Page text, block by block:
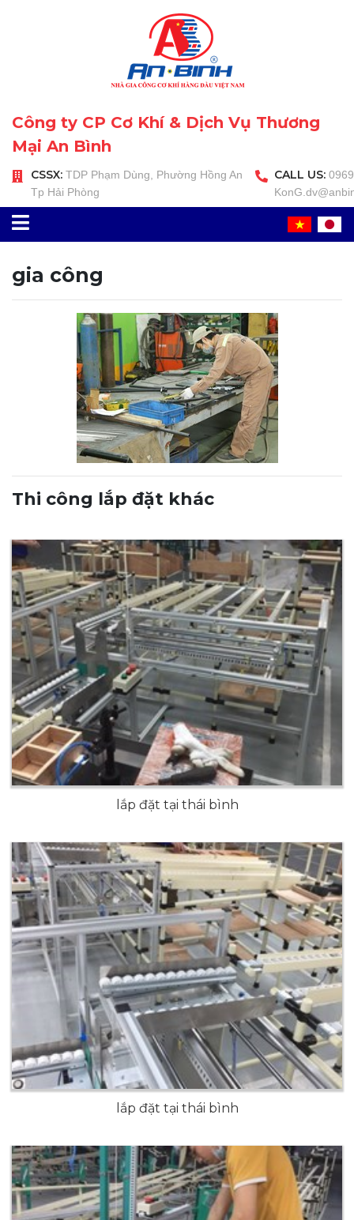
Công ty CP Cơ Khí & Dịch Vụ Thương
Mại An Bình
CSSX: TDP Phạm Dùng, Phường Hồng An
Tp Hải Phòng
CALL US:
gia công
Thi công lắp đặt khác
lắp đặt tại thái bình
lắp đặt tại thái bình